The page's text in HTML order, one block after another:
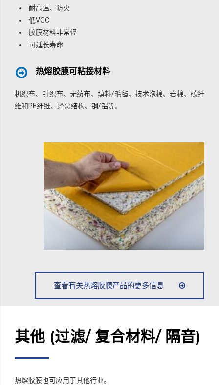
耐高温、防火
低VOC
胶膜材料非常轻
可延长寿命
热熔胶膜可粘接材料
机织布、针织布、无纺布、填料/毛毡、技术泡棉、岩棉、碳纤
维和PE纤维、蜂窝结构、钢/铝等。
查看有关热熔胶膜产品的更多信息
其他 (过滤/ 复合材料/ 隔音)
热熔胶膜也可应用于其他行业。